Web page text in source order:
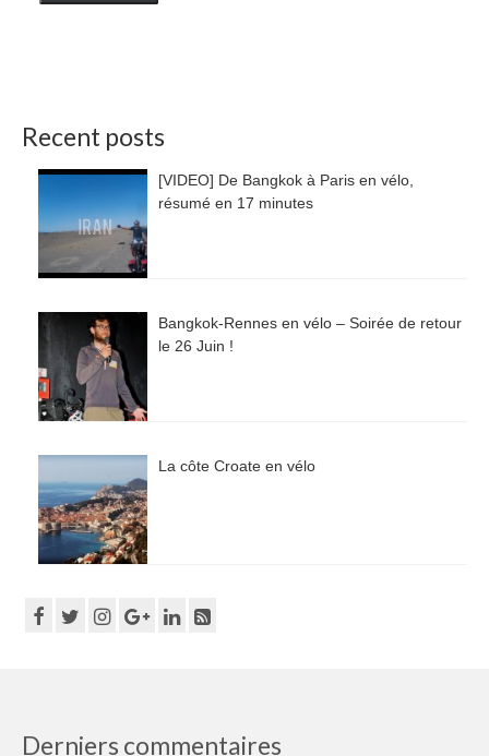
Recent posts
[VIDEO] De Bangkok à Paris en vélo,
résumé en 17 minutes
Bangkok-Rennes en vélo – Soirée de retour
le 26 Juin !
La côte Croate en vélo
Derniers commentaires